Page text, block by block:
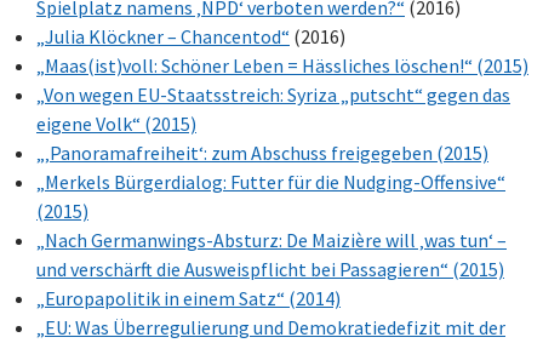
Spielplatz namens ‚NPD‘ verboten werden?“ (2016)
„Julia Klöckner – Chancentod“ (2016)
„Maas(ist)voll: Schöner Leben = Hässliches löschen!“ (2015)
„Von wegen EU-Staatsstreich: Syriza „putscht“ gegen das
eigene Volk“ (2015)
„‚Panoramafreiheit‘: zum Abschuss freigegeben (2015)
„Merkels Bürgerdialog: Futter für die Nudging-Offensive“
(2015)
„Nach Germanwings-Absturz: De Maizière will ‚was tun‘ –
und verschärft die Ausweispflicht bei Passagieren“ (2015)
„Europapolitik in einem Satz“ (2014)
„EU: Was Überregulierung und Demokratiedefizit mit der